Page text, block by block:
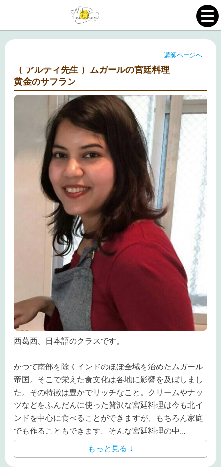
講師ページへ
（ アルティ先生 ）ムガールの宮廷料理
黄金のサフラン
西葛西、日本語のクラスです。
かつて南部を除くインドのほぼ全域を治めたムガール
帝国。そこで栄えた食文化は各地に影響を及ぼしまし
た。その特徴は豊かでリッチなこと。クリームやナッ
ツなどをふんだんに使った贅沢な宮廷料理は今も北イ
ンドを中心に食べることができますが、もちろん家庭
でも作ることもできます。そんな宮廷料理の中...
もっと見る ↓